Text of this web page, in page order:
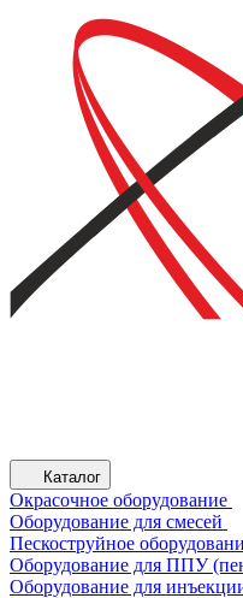
Каталог
Окрасочное оборудование
Оборудование для смесей
Пескоструйное
Оборудование для ППУ
Оборудование для